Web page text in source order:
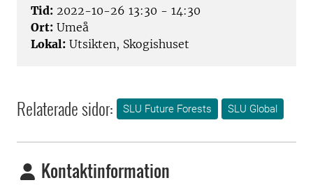
Tid: 2022-10-26 13:30 - 14:30
Ort: Umeå
Lokal: Utsikten, Skogishuset
Relaterade sidor: SLU Future Forests SLU Global
Kontaktinformation